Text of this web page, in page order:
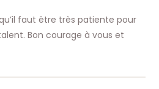
faut être très patiente pour
Bon courage à vous et